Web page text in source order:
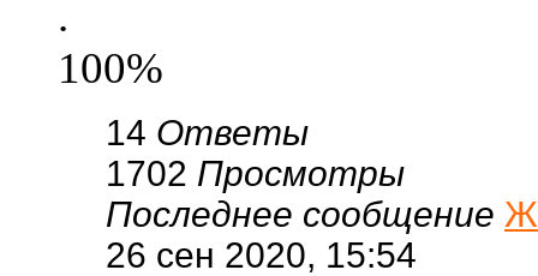
.
100%
14 Ответы
1702 Просмотры
Последнее сообщение
26 сен 2020, 15:54